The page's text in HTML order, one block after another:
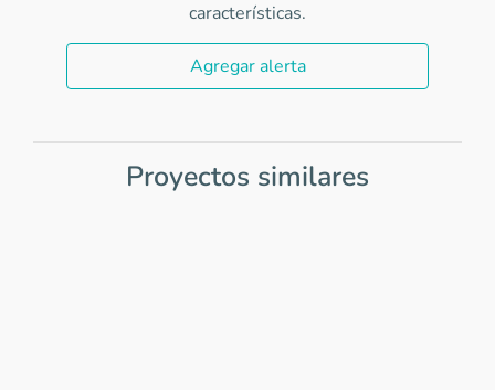
características.
Agregar alerta
Proyectos similares